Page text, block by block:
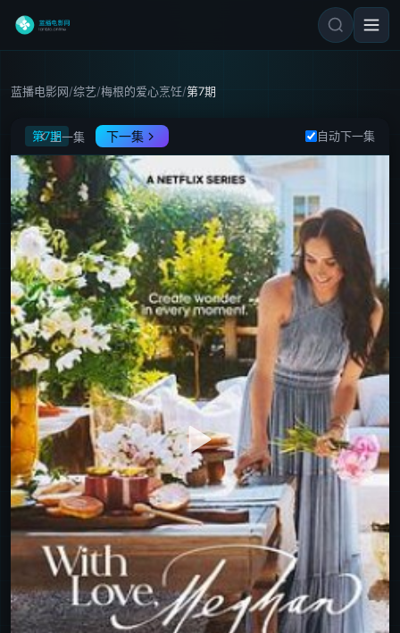
蓝播电影网/综艺/梅根的爱心烹饪/第7期
梅根的爱心烹饪
第7期上一集 下一集 自动下一集